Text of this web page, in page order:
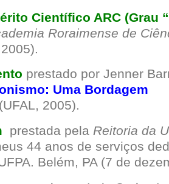
Científico ARC (Grau
Roraimense de
prestado por Jenner
Uma Bordagem
(UFAL, 2005).
prestada pela Reitoria da
44 anos de serviços
Belém, PA (7 de